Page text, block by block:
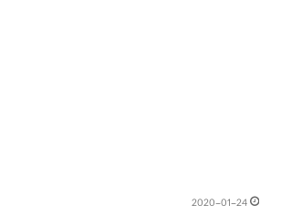
2020-01-24